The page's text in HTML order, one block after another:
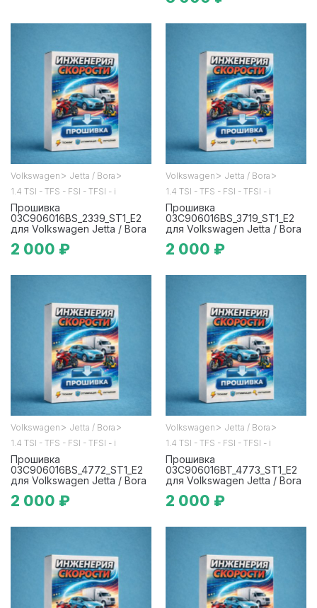
Volkswagen > Jetta / Bora >
1.4 TSI - TFS - FSI - TFSI - i
Прошивка
03C906016BS_2339_ST1_E2
для Volkswagen Jetta / Bora
2 000 ₽
Volkswagen > Jetta / Bora >
1.4 TSI - TFS - FSI - TFSI - i
Прошивка
03C906016BS_3719_ST1_E2
для Volkswagen Jetta / Bora
2 000 ₽
Volkswagen > Jetta / Bora >
1.4 TSI - TFS - FSI - TFSI - i
Прошивка
03C906016BS_4772_ST1_E2
для Volkswagen Jetta / Bora
2 000 ₽
Volkswagen > Jetta / Bora >
1.4 TSI - TFS - FSI - TFSI - i
Прошивка
03C906016BT_4773_ST1_E2
для Volkswagen Jetta / Bora
2 000 ₽